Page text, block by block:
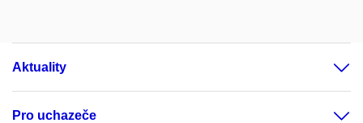
Aktuality
Pro uchazeče